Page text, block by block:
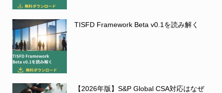
TISFD Framework Beta v0.1を読み解く
【2026年版】S&P Global CSA対応はなぜ